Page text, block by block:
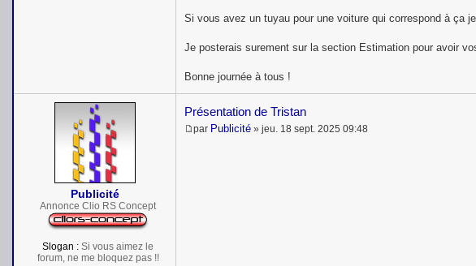
Si vous avez un tuyau pour une voiture qui correspond à ça
Je posterais surement sur la section Estimation pour avoir
Bonne journée à tous !
Publicité
Annonce Clio RS Concept
Slogan : Si vous aimez le
forum, ne me bloquez pas !!
Présentation de Tristan
M
par Publicité » jeu. 18 sept. 2025 09:48